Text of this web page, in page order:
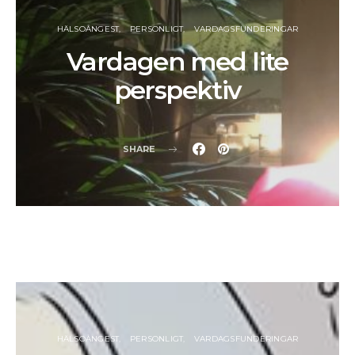
HÄLSOÅNGEST PERSONLIGT VARDAGSFUNDERINGAR
Vardagen med lite
perspektiv
SHARE
HÄLSOÅNGEST PERSONLIGT VARDAGSFUNDERINGAR